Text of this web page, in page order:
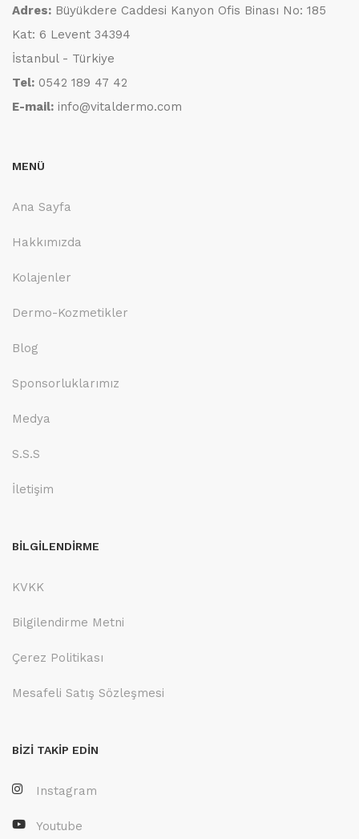
Adres: Büyükdere Caddesi Kanyon Ofis Binası No: 185
Kat: 6 Levent 34394
İstanbul - Türkiye
Tel: 0542 189 47 42
E-mail: info@vitaldermo.com
MENÜ
Ana Sayfa
Hakkımızda
Kolajenler
Dermo-Kozmetikler
Blog
Sponsorluklarımız
Medya
S.S.S
İletişim
BİLGİLENDİRME
KVKK
Bilgilendirme Metni
Çerez Politikası
Mesafeli Satış Sözleşmesi
BİZİ TAKİP EDİN
Instagram
Youtube